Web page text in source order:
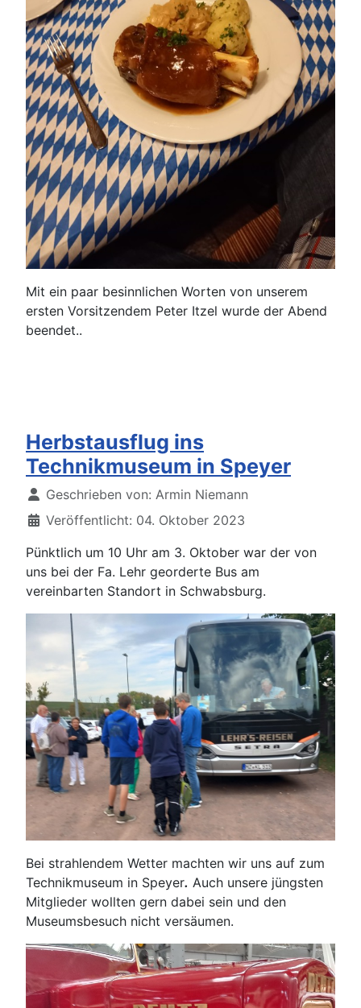
Mit ein paar besinnlichen Worten von unserem
ersten Vorsitzendem Peter Itzel wurde der Abend
beendet..
Herbstausflug ins
Technikmuseum in Speyer
Details
Geschrieben von: Armin Niemann
Veröffentlicht: 04. Oktober 2023
Pünktlich um 10 Uhr am 3. Oktober war der von
uns bei der Fa. Lehr georderte Bus am
vereinbarten Standort in Schwabsburg.
Bei strahlendem Wetter machten wir uns auf zum
Technikmuseum in Speyer. Auch unsere jüngsten
Mitglieder wollten gern dabei sein und den
Museumsbesuch nicht versäumen.